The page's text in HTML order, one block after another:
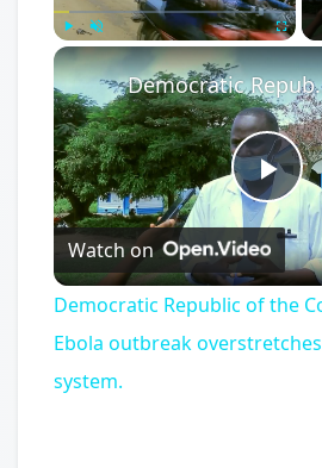
Play Unmute
Democratic Republic
Watch on
Democratic Republic of the
Ebola outbreak
system.